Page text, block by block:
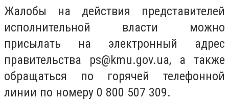
Жалобы на действия представителей
исполнительной власти можно
присылать на электронный адрес
правительства ps@kmu.gov.ua, а также
обращаться по горячей телефонной
линии по номеру 0 800 507 309.